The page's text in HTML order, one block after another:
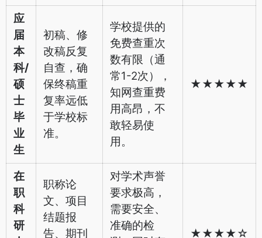
应
届
本
科/
硕
士
毕
业
生
初稿、修
改稿反复
自查，确
保终稿重
复率远低
于学校标
准。
学校提供的
免费查重次
数有限（通
常1-2次），
知网查重费
用高昂，不
敢轻易使
用。
★★★★★
在
职
科
研
职称论
文、项目
结题报
告、期刊
对学术声誉
要求极高，
需要安全、
准确的检
★★★★☆